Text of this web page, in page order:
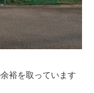
裕を取っています